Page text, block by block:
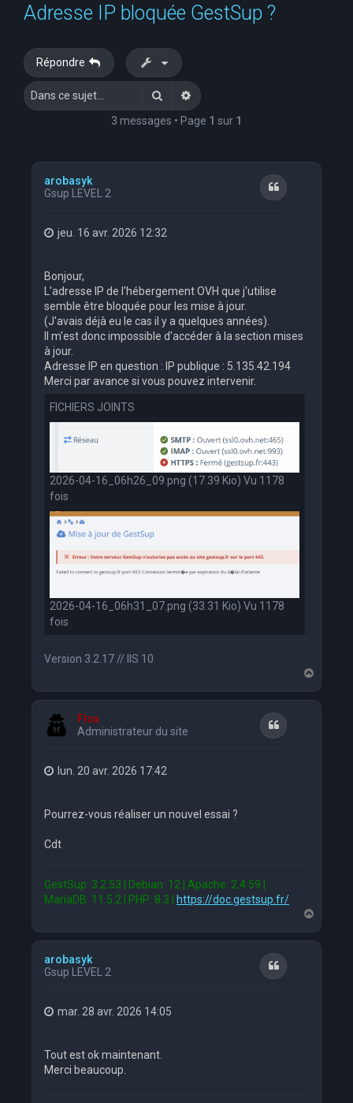
Adresse IP bloquée GestSup ?
Répondre
RechercherRecherche avancée
3 messages • Page 1 sur 1
arobasyk
Gsup LEVEL 2
Citation
jeu. 16 avr. 2026 12:32
Bonjour,
L'adresse IP de l'hébergement OVH que j'utilise
semble être bloquée pour les mise à jour.
(J'avais déjà eu le cas il y a quelques années).
Il m'est donc impossible d'accéder à la section mises
à jour.
Adresse IP en question : IP publique : 5.135.42.194
Merci par avance si vous pouvez intervenir.
FICHIERS JOINTS
2026-04-16_06h26_09.png (17.39 Kio) Vu 1178
fois
2026-04-16_06h31_07.png (33.31 Kio) Vu 1178
fois
Version 3.2.17 // IIS 10
a
Flox
Administrateur du site
Citation
lun. 20 avr. 2026 17:42
Pourrez-vous réaliser un nouvel essai ?
Cdt
GestSup: 3.2.53 | Debian: 12 | Apache: 2.4.59 |
MariaDB: 11.5.2 | PHP: 8.3 |
https://doc.gestsup.fr/
a
arobasyk
Gsup LEVEL 2
Citation
mar. 28 avr. 2026 14:05
Tout est ok maintenant.
Merci beaucoup.